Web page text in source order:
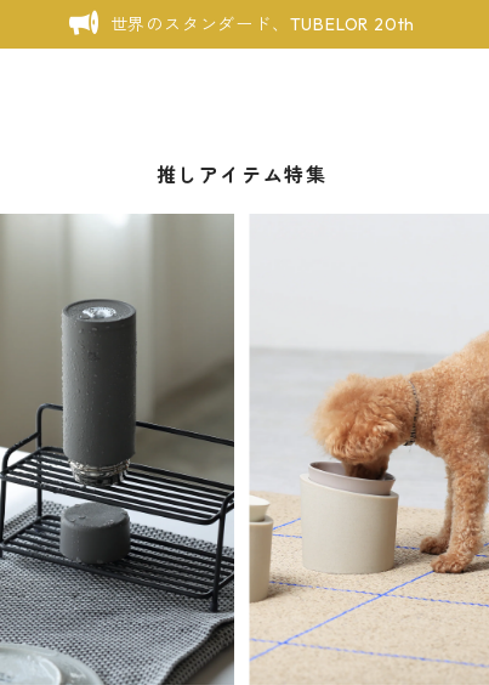
世界のスタンダード、TUBELOR 20th
推しアイテム特集